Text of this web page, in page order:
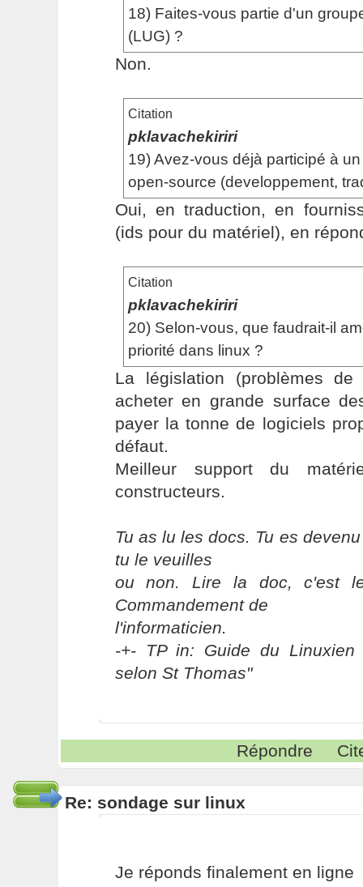
18) Faites-vous partie d'un
(LUG) ?
Non.
Citation
pklavachekiriri
19) Avez-vous déjà participé à
open-source (developpement,
Oui, en traduction, en
(ids pour du matériel), en
Citation
pklavachekiriri
20) Selon-vous, que faudrait-il
priorité dans linux ?
La législation (problèmes
acheter en grande surface
payer la tonne de logiciels
défaut.
Meilleur support du
constructeurs.
Tu as lu les docs. Tu es
tu le veuilles
ou non. Lire la doc, c'est
Commandement de
l'informaticien.
-+- TP in: Guide du Linuxien
selon St Thomas"
Répondre
Re: sondage sur linux
Je réponds finalement en ligne